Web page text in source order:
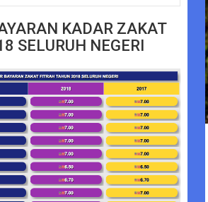
KADAR ZAKAT
SELURUH NEGERI